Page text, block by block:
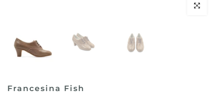
Clicca
Francesina Fish